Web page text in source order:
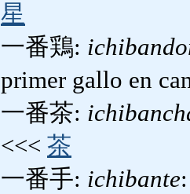
星
一番鶏:
primer gallo en
一番茶:
<<< 茶
一番手: ichibante